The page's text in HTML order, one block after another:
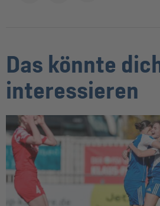
Das könnte
interessieren